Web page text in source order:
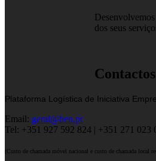
dos seus
Contactos
Plataforma Logística de Iniciativa
Email: geral@hen.pt
Tel: +351 927 592 824 | +351 271 023
(Custo de chamada móvel nacional e custo de chamada local